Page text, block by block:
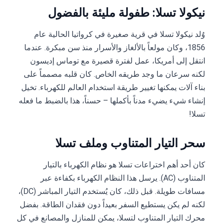
نيكولا تسلا: طفولة مليئة بالفضول
وُلد نيكولا تسلا في قرية صغيرة في كرواتيا الحالية عام
1856، وكان مولعاً بالألغاز والأسرار منذ سن مبكرة. عندما
انتقل إلى أمريكا، عمل لفترة قصيرة مع توماس إديسون
لكنه سرعان ما وجد طريقه الخاص. كان قلبه مصمماً على
بناء آلات يمكنها تغيير طريقة استخدام العالم للكهرباء. تخيل
إنشاء شيء يضيء مدناً بأكملها – حسناً، هذا بالضبط ما فعله
تسلا!
سحر التيار المتناوب وملف تسلا
كان أحد أهم اختراعات تسلا هو نظام الكهرباء بالتيار
المتناوب (AC). يرسل هذا النظام الكهرباء بكفاءة عبر
مسافات طويلة. قبل ذلك، كان يُستخدم التيار المباشر (DC)،
لكنه لم يكن يستطيع السفر بعيداً دون فقدان الطاقة. بفضل
محرك التيار المتناوب لتسلا، يمكن للمنازل والمصانع في كل